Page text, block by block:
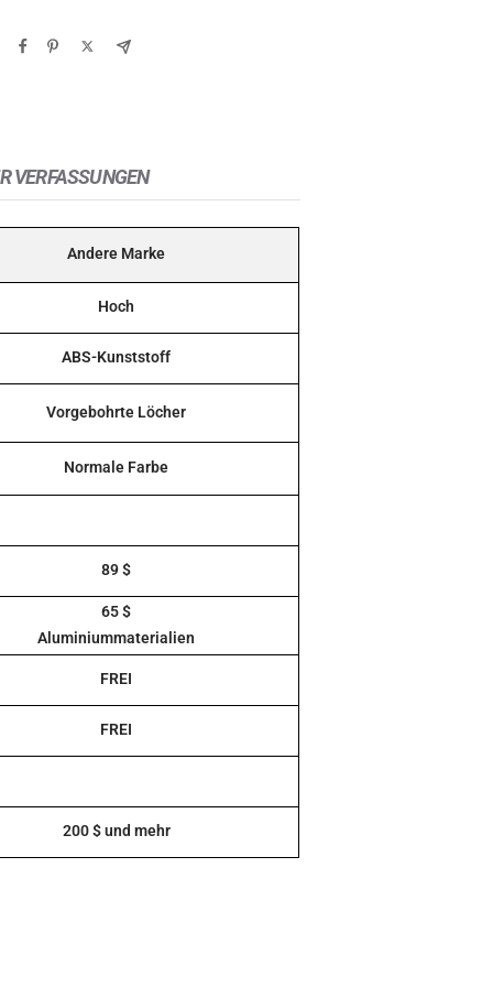
Andere Marke
Hoch
ABS-Kunststoff
Vorgebohrte Löcher
Normale Farbe
89 $
65 $
Aluminiummaterialien
FREI
FREI
200 $ und mehr
VERFASSUNGEN